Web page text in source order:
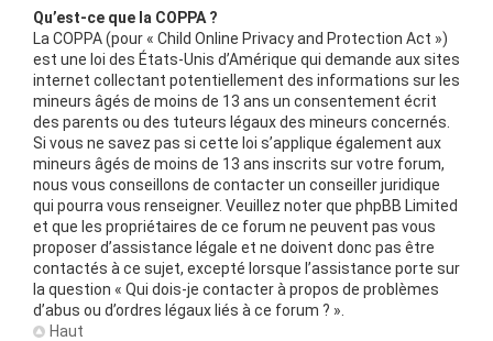
Qu’est-ce que la COPPA ?
La COPPA (pour « Child Online Privacy and Protection Act »)
est une loi des États-Unis d’Amérique qui demande aux sites
internet collectant potentiellement des informations sur les
mineurs âgés de moins de 13 ans un consentement écrit
des parents ou des tuteurs légaux des mineurs concernés.
Si vous ne savez pas si cette loi s’applique également aux
mineurs âgés de moins de 13 ans inscrits sur votre forum,
nous vous conseillons de contacter un conseiller juridique
qui pourra vous renseigner. Veuillez noter que phpBB Limited
et que les propriétaires de ce forum ne peuvent pas vous
proposer d’assistance légale et ne doivent donc pas être
contactés à ce sujet, excepté lorsque l’assistance porte sur
la question « Qui dois-je contacter à propos de problèmes
d’abus ou d’ordres légaux liés à ce forum ? ».
Haut